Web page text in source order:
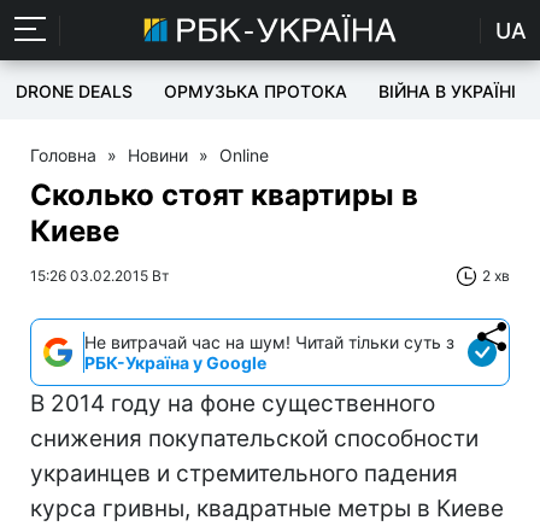
UA
DRONE DEALS ОРМУЗЬКА ПРОТОКА ВІЙНА В УКРАЇНІ
Головна » Новини » Online
Сколько стоят квартиры в
Киеве
15:26 03.02.2015 Вт 2 хв
Не витрачай час на шум! Читай тільки суть з
РБК-Україна у Google
В 2014 году на фоне существенного
снижения покупательской способности
украинцев и стремительного падения
курса гривны, квадратные метры в Киеве